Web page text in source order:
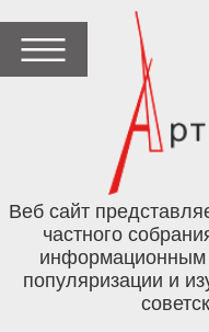
Веб сайт
частного
информационным
популяризации и